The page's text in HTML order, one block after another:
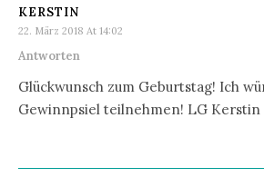
KERSTIN
22. März 2018 At 14:02
Antworten
Glückwunsch zum Geburtstag! Ich
Gewinnpsiel teilnehmen! LG Kerstin